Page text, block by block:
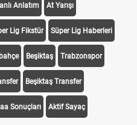
Anlatım At Yarışı
Lig Fikstür Süper Lig Haberleri
Beşiktaş Trabzonspor
Beşiktaş Transfer
Sonuçları Aktif Sayaç